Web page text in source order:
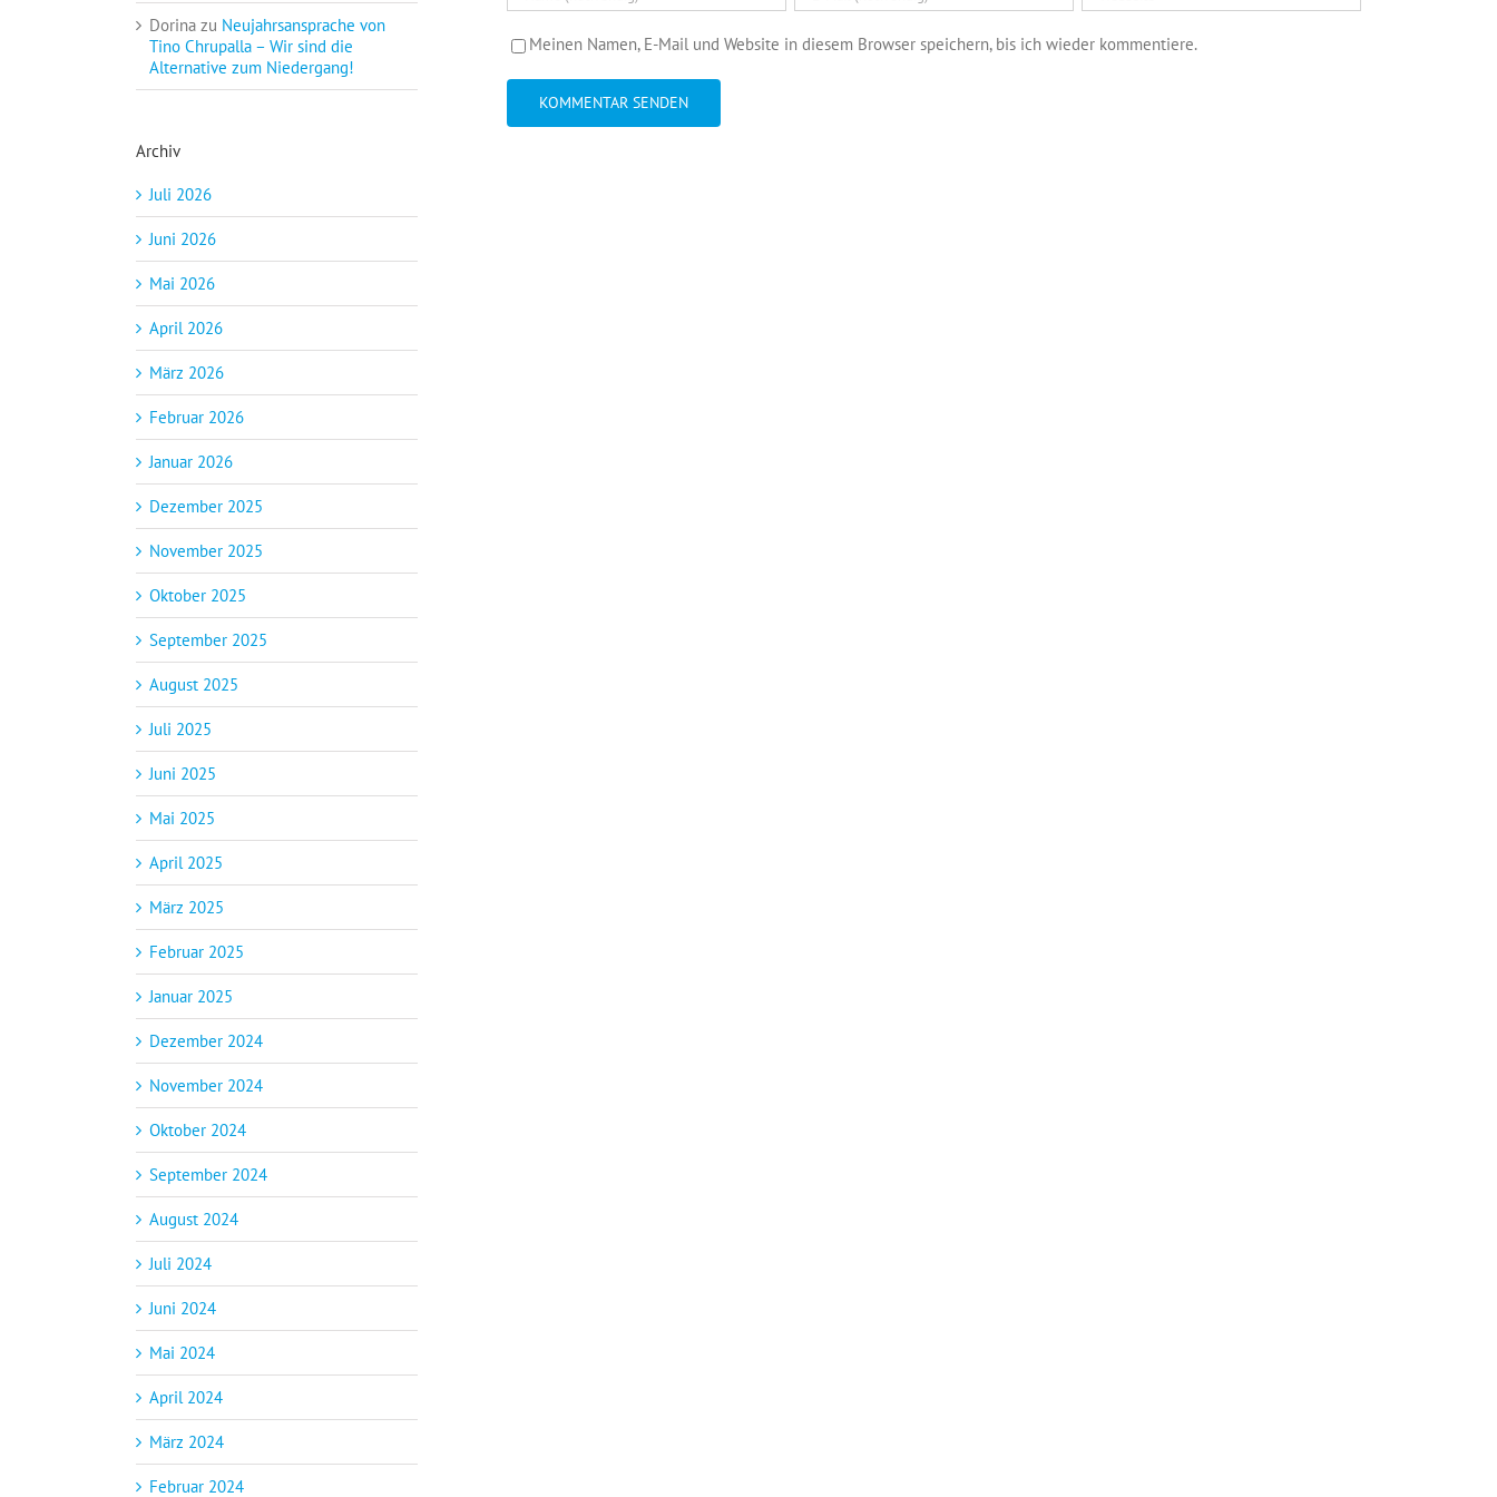
Meinen Namen, E-Mail und Website in diesem Browser speichern, bis ich wieder kommentiere.
Dorina zu Neujahrsansprache von
Tino Chrupalla – Wir sind die
Alternative zum Niedergang!
Archiv
Juli 2026
Juni 2026
Mai 2026
April 2026
März 2026
Februar 2026
Januar 2026
Dezember 2025
November 2025
Oktober 2025
September 2025
August 2025
Juli 2025
Juni 2025
Mai 2025
April 2025
März 2025
Februar 2025
Januar 2025
Dezember 2024
November 2024
Oktober 2024
September 2024
August 2024
Juli 2024
Juni 2024
Mai 2024
April 2024
März 2024
Februar 2024